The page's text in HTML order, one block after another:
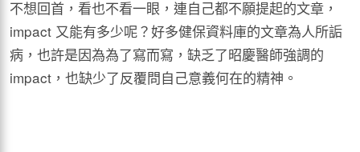
不想回首，看也不看一眼，連自己都不願提起的文章，
impact 又能有多少呢？好多健保資料庫的文章為人所詬
病，也許是因為為了寫而寫，缺乏了昭慶醫師強調的
impact，也缺少了反覆問自己意義何在的精神。